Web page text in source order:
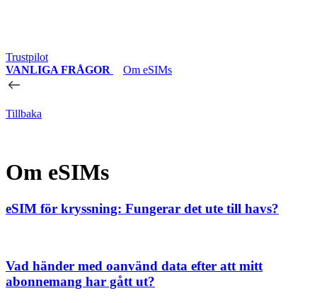
Trustpilot
VANLIGA FRÅGOR
Om eSIMs
Tillbaka
Om eSIMs
eSIM för kryssning: Fungerar det ute till havs?
Vad händer med oanvänd data efter att mitt
abonnemang har gått ut?